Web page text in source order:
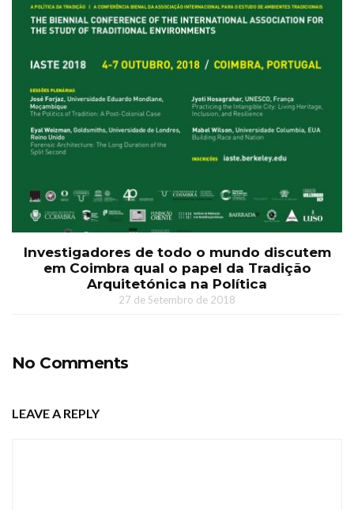
Investigadores de todo o mundo discutem
em Coimbra qual o papel da Tradição
Arquitetónica na Política
27 de Setembro de 2018
No Comments
LEAVE A REPLY